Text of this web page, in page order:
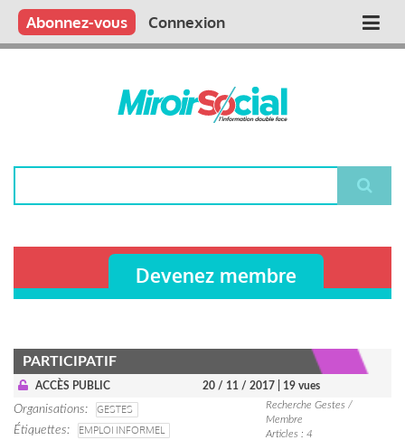
Aller
contenu
Main
Qui sommes nous ?
Vous publiez
Nous publions
Contactez-nous
Abonnez-vous Connexion
Devenez membre
PARTICIPATIF
ACCÈS PUBLIC 20 / 11 / 2017 | 19 vues
Organisations
GESTES
Étiquettes
EMPLOI INFORMEL
Recherche Gestes /
Membre
Articles : 4